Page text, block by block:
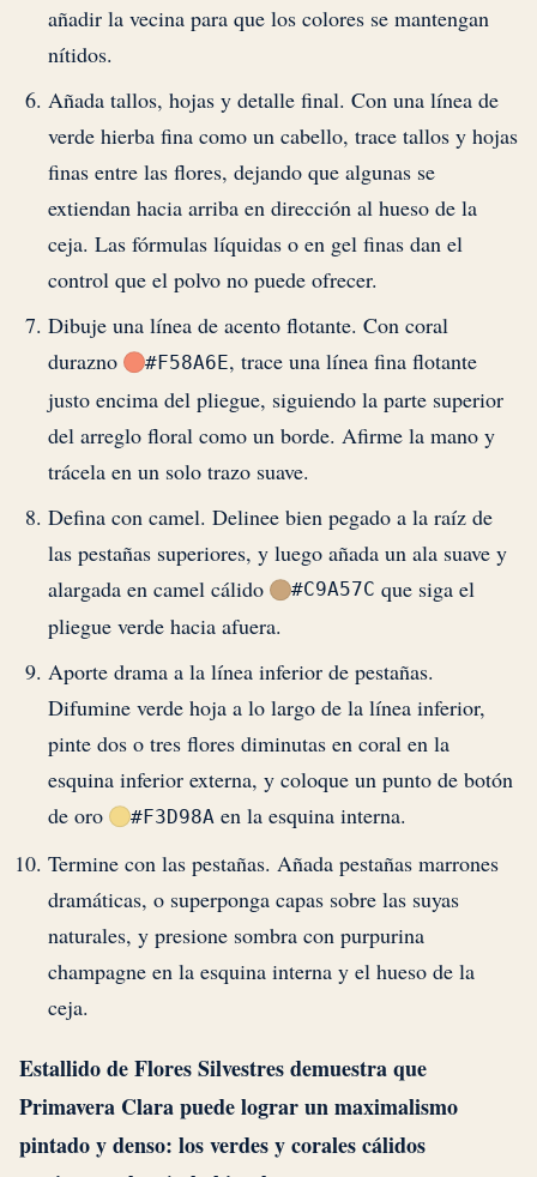
añadir la vecina para que los colores se mantengan
nítidos.
Añada tallos, hojas y detalle final. Con una línea de
verde hierba fina como un cabello, trace tallos y hojas
finas entre las flores, dejando que algunas se
extiendan hacia arriba en dirección al hueso de la
ceja. Las fórmulas líquidas o en gel finas dan el
control que el polvo no puede ofrecer.
Dibuje una línea de acento flotante. Con coral
durazno
#F58A6E, trace una línea fina flotante
justo encima del pliegue, siguiendo la parte superior
del arreglo floral como un borde. Afirme la mano y
trácela en un solo trazo suave.
Defina con camel. Delinee bien pegado a la raíz de
las pestañas superiores, y luego añada un ala suave y
alargada en camel cálido
#C9A57C que siga el
pliegue verde hacia afuera.
Aporte drama a la línea inferior de pestañas.
Difumine verde hoja a lo largo de la línea inferior,
pinte dos o tres flores diminutas en coral en la
esquina inferior externa, y coloque un punto de botón
de oro
#F3D98A en la esquina interna.
Termine con las pestañas. Añada pestañas marrones
dramáticas, o superponga capas sobre las suyas
naturales, y presione sombra con purpurina
champagne en la esquina interna y el hueso de la
ceja.
Estallido de Flores Silvestres demuestra que
Primavera Clara puede lograr un maximalismo
pintado y denso: los verdes y corales cálidos